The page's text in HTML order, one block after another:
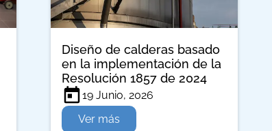
Diseño de calderas basado
en la implementación de la
Resolución 1857 de 2024
19 Junio, 2026
Ver más